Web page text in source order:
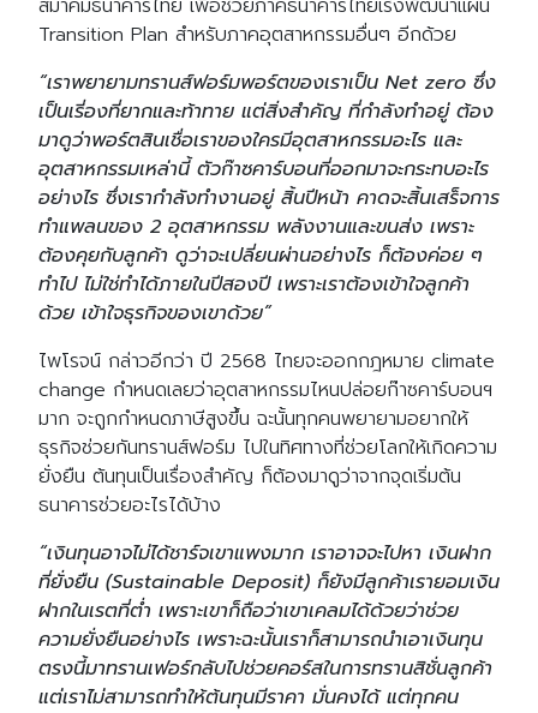
สมาคมธนาคารไทย เพื่อช่วยภาคธนาคารไทยเร่งพัฒนาแผน
Transition Plan สำหรับภาคอุตสาหกรรมอื่นๆ อีกด้วย
“เราพยายามทรานส์ฟอร์มพอร์ตของเราเป็น Net zero ซึ่ง
เป็นเรี่องที่ยากและท้าทาย แต่สิ่งสำคัญ ที่กำลังทำอยู่ ต้อง
มาดูว่าพอร์ตสินเชื่อเราของใครมีอุตสาหกรรมอะไร และ
อุตสาหกรรมเหล่านี้ ตัวก๊าซคาร์บอนที่ออกมาจะกระทบอะไร
อย่างไร ซึ่งเรากำลังทำงานอยู่ สิ้นปีหน้า คาดจะสิ้นเสร็จการ
ทำแพลนของ 2 อุตสาหกรรม พลังงานและขนส่ง เพราะ
ต้องคุยกับลูกค้า ดูว่าจะเปลี่ยนผ่านอย่างไร ก็ต้องค่อย ๆ
ทำไป ไม่ใช่ทำได้ภายในปีสองปี เพราะเราต้องเข้าใจลูกค้า
ด้วย เข้าใจธุรกิจของเขาด้วย”
ไพโรจน์ กล่าวอีกว่า ปี 2568 ไทยจะออกกฎหมาย climate
change กำหนดเลยว่าอุตสาหกรรมไหนปล่อยก๊าซคาร์บอนฯ
มาก จะถูกกำหนดภาษีสูงขึ้น ฉะนั้นทุกคนพยายามอยากให้
ธุรกิจช่วยกันทรานส์ฟอร์ม ไปในทิศทางที่ช่วยโลกให้เกิดความ
ยั่งยืน ต้นทุนเป็นเรื่องสำคัญ ก็ต้องมาดูว่าจากจุดเริ่มต้น
ธนาคารช่วยอะไรได้บ้าง
“เงินทุนอาจไม่ได้ชาร์จเขาแพงมาก เราอาจจะไปหา เงินฝาก
ที่ยั่งยืน (Sustainable Deposit) ก็ยังมีลูกค้าเรายอมเงิน
ฝากในเรตที่ต่ำ เพราะเขาก็ถือว่าเขาเคลมได้ด้วยว่าช่วย
ความยั่งยืนอย่างไร เพราะฉะนั้นเราก็สามารถนำเอาเงินทุน
ตรงนี้มาทรานเฟอร์กลับไปช่วยคอร์สในการทรานสิชั่นลูกค้า
แต่เราไม่สามารถทำให้ต้นทุนมีราคา มั่นคงได้ แต่ทุกคน